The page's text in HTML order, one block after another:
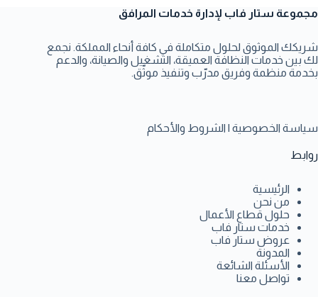
مجموعة ستار فاب لإدارة خدمات المرافق
شريكك الموثوق لحلول متكاملة في كافة أنحاء المملكة. نجمع
لك بين خدمات النظافة العميقة، التشغيل والصيانة، والدعم
بخدمة منظمة وفريق مدرّب وتنفيذ موثّق.
سياسة الخصوصية | الشروط والأحكام
روابط
الرئيسية
من نحن
حلول قطاع الأعمال
خدمات ستار فاب
عروض ستار فاب
المدونة
الأسئلة الشائعة
تواصل معنا